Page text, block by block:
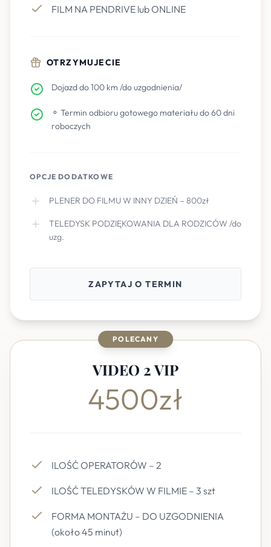
FILM NA PENDRIVE lub ONLINE
OTRZYMUJECIE
Dojazd do 100 km /do uzgodnienia/
⚬ Termin odbioru gotowego materiału do 60 dni
roboczych
OPCJE DODATKOWE
PLENER DO FILMU W INNY DZIEŃ – 800zł
TELEDYSK PODZIĘKOWANIA DLA RODZICÓW /do
uzg.
ZAPYTAJ O TERMIN
POLECANY
VIDEO 2 VIP
4500zł
ILOŚĆ OPERATORÓW – 2
ILOŚĆ TELEDYSKÓW W FILMIE – 3 szt
FORMA MONTAŻU – DO UZGODNIENIA
(około 45 minut)